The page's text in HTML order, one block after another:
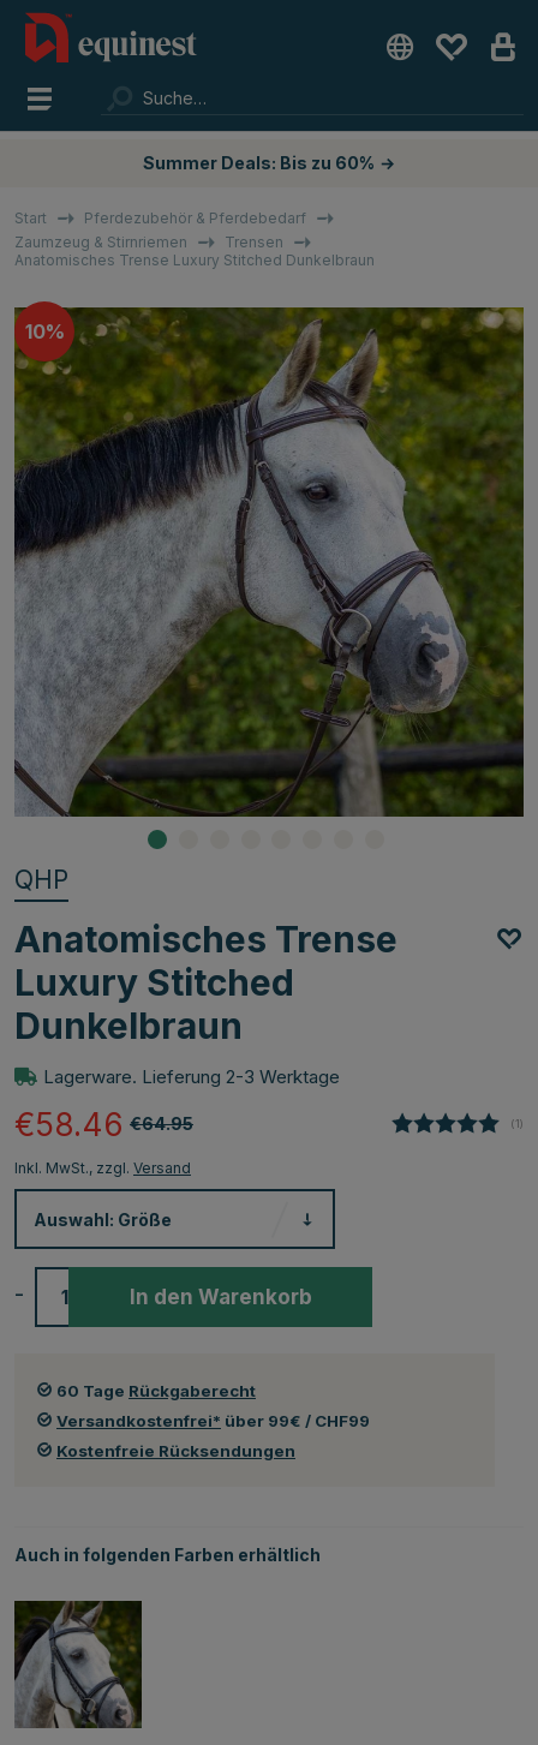
Summer Deals: Bis zu 60% →
Start
Pferdezubehör & Pferdebedarf
Zaumzeug & Stirnriemen
Trensen
Anatomisches Trense Luxury Stitched Dunkelbraun
10%
QHP
Anatomisches Trense
Luxury Stitched
Dunkelbraun
Lagerware. Lieferung 2-3 Werktage
€64.95
€58.46 (1)
Inkl. MwSt., zzgl. Versand
Auswahl: Größe
- In den Warenkorb
60 Tage Rückgaberecht
Versandkostenfrei* über 99€ / CHF99
Kostenfreie Rücksendungen
Auch in folgenden Farben erhältlich